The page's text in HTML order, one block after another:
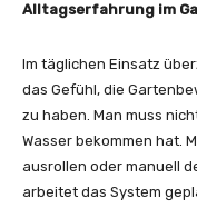
Alltagserfahrung im
Im täglichen Einsatz
das Gefühl, die
zu haben. Man muss
Wasser bekommen hat.
ausrollen oder manuell
arbeitet das System